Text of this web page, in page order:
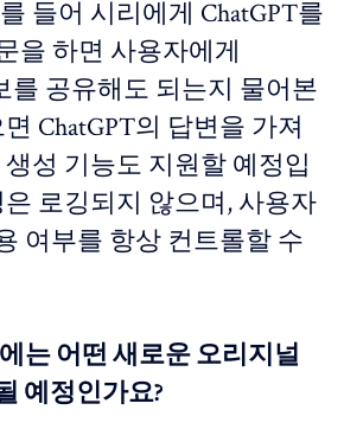
들어 시리에게 ChatGPT를
을 하면 사용자에게
를 공유해도 되는지 물어본
ChatGPT의 답변을 가져
성 기능도 지원할 예정입
로깅되지 않으며, 사용자
여부를 항상 컨트롤할 수
는 어떤 새로운 오리지널
예정인가요?